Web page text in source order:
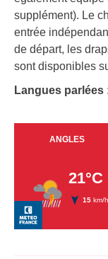
supplément). Le
entrée
de départ, les
sont disponibles
Langues parlées